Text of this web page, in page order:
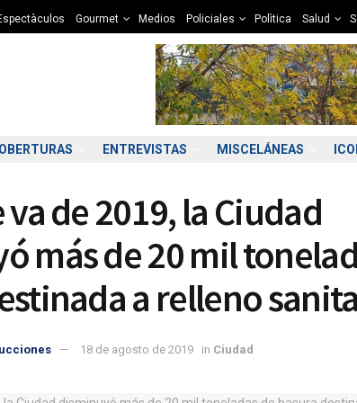
Gourmet Medios Policiales Polìtica Salud
ENTREVISTAS MISCELÁNEAS
va de 2019, la Ciudad
más de 20 mil
a relleno
18 de agosto de 2019 in Ciudad
11:00 12:00 13:00 14:00 15:00 16:00